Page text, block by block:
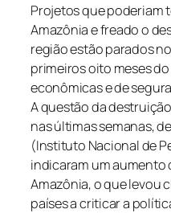
Projetos que poderiam
Amazônia e freado o
região estão parados
primeiros oito meses
econômicas e de
A questão da
nas últimas semanas,
(Instituto Nacional de
indicaram um aumento
Amazônia, o que levou
países a criticar a